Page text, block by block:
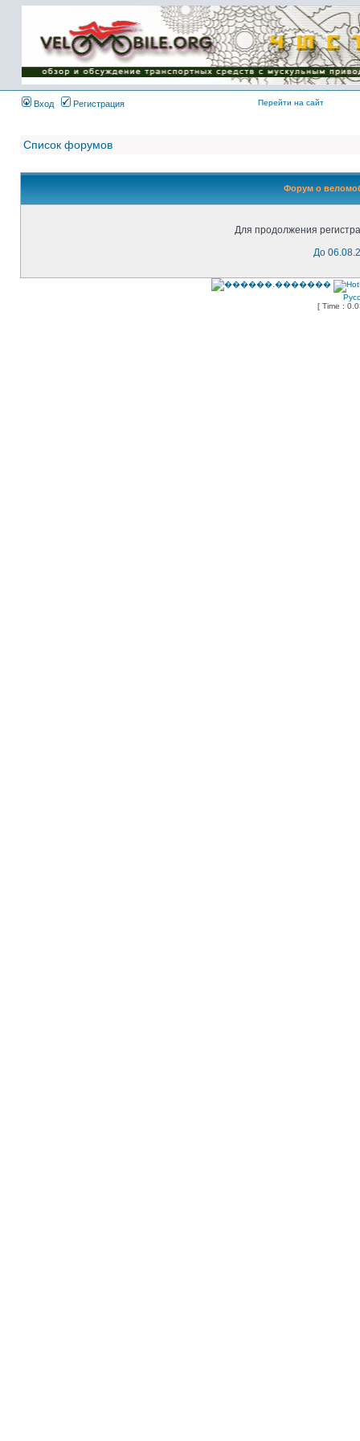
Имя пользователя:
Пароль:
{ LOG_ME_IN_SHORT
}
Вход
Регистрация Перейти на сайт
Список форумов
Форум о
Для продолжения
До
[ Time :